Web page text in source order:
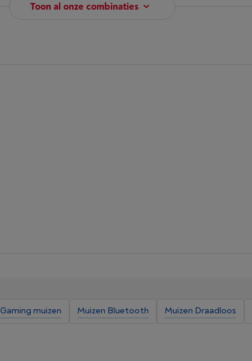
Toon al onze combinaties
Gaming muizen Muizen Bluetooth Muizen Draadloos